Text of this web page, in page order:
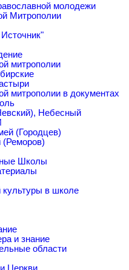
молодежи
Митрополии
митрополии
митрополии в документах
Небесный
(Городцев)
(Реморов)
Школы
в школе
и знание
области